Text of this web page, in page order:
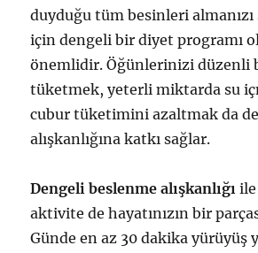
duyduğu tüm besinleri
için dengeli bir diyet programı
önemlidir. Öğünlerinizi düzenli
tüketmek, yeterli miktarda su
cubur tüketimini azaltmak da
alışkanlığına katkı sağlar.
Dengeli beslenme alışkanlığı
aktivite de hayatınızın bir
Günde en az 30 dakika yürüyüş